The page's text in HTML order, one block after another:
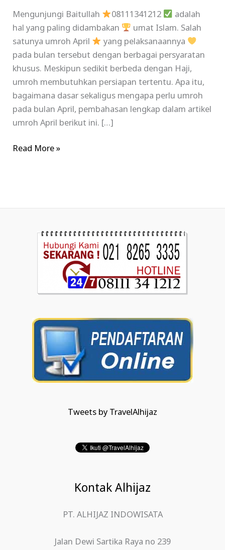
Mengunjungi Baitullah
08111341212
adalah
hal yang paling didambakan
umat Islam. Salah
satunya umroh April
yang pelaksanaannya
pada bulan tersebut dengan berbagai persyaratan
khusus. Meskipun sedikit berbeda dengan Haji,
umroh membutuhkan persiapan tertentu. Apa itu,
bagaimana dasar sekaligus mengapa perlu umroh
pada bulan April, pembahasan lengkap dalam artikel
umroh April berikut ini. […]
Read More »
Tweets by TravelAlhijaz
Kontak Alhijaz
PT. ALHIJAZ INDOWISATA
Jalan Dewi Sartika Raya no 239